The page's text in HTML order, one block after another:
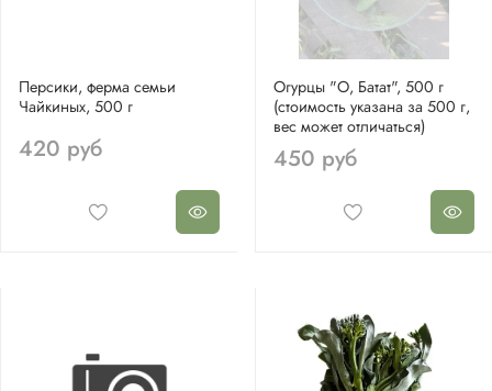
Персики, ферма семьи
Чайкиных, 500 г
420 руб
Огурцы "О, Батат", 500 г
(стоимость указана за 500 г,
вес может отличаться)
450 руб